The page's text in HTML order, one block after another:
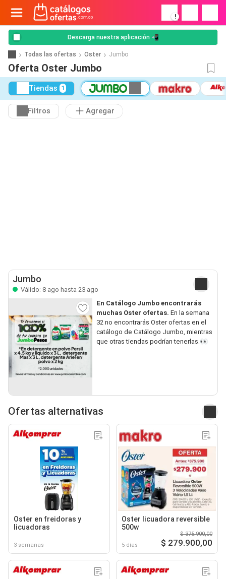
!
Descarga nuestra aplicación 📲
Todas las ofertas Oster Jumbo
Oferta Oster Jumbo
Tiendas 1
Filtros Agregar
Jumbo
Válido: 8 ago hasta 23 ago
En Catálogo Jumbo encontrarás
muchas Oster ofertas. En la semana
32 no encontrarás Oster ofertas en el
catálogo de Catálogo Jumbo, mientras
que otras tiendas podrían tenerlas.👀
Ofertas alternativas
Oster en freidoras y
licuadoras
3 semanas
Oster licuadora reversible
500w
5 días
$ 375.900,00
$ 279.900,00